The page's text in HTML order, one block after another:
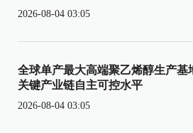
2026-08-04 03:05
全球单产最大高端聚乙烯醇生产基
关键产业链自主可控水平
2026-08-04 03:05